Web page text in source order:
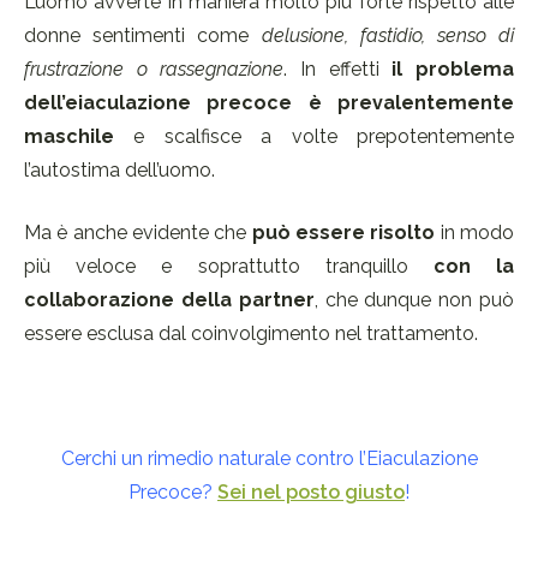
donne sentimenti come delusione, fastidio, senso di
frustrazione o rassegnazione. In effetti il problema
dell’eiaculazione precoce è prevalentemente
maschile e scalfisce a volte prepotentemente
l’autostima dell’uomo.
Ma è anche evidente che può essere risolto in modo
più veloce e soprattutto tranquillo con la
collaborazione della partner, che dunque non può
essere esclusa dal coinvolgimento nel trattamento.
Cerchi un rimedio naturale contro l’Eiaculazione
Precoce? Sei nel posto giusto!